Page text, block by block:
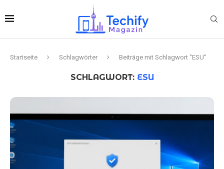
Startseite Schlagwörter Beiträge mit Schlagwort "ESU"
SCHLAGWORT: ESU